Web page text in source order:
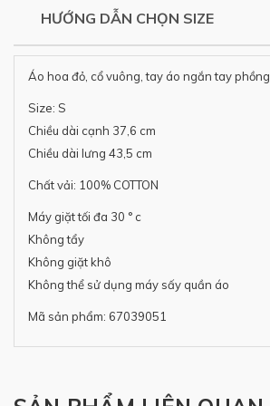
HƯỚNG DẪN CHỌN SIZE
Áo hoa đỏ, cổ vuông, tay áo ngắn tay phồng.
Size: S
Chiều dài cạnh 37,6 cm
Chiều dài lưng 43,5 cm
Chất vải: 100% COTTON
Máy giặt tối đa 30 ° c
Không tẩy
Không giặt khô
Không thể sử dụng máy sấy quần áo
Mã sản phẩm: 67039051